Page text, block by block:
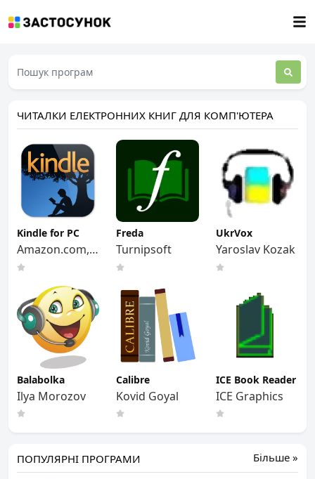
ЧИТАЛКИ ЕЛЕКТРОННИХ КНИГ ДЛЯ КОМП'ЮТЕРА
Kindle for PC
Amazon.com,
Inc.
Freda
Turnipsoft
UkrVox
Yaroslav Kozak
Balabolka
Ilya Morozov
Calibre
Kovid Goyal
ICE Book Reader
ICE Graphics
Більше »
ПОПУЛЯРНІ ПРОГРАМИ